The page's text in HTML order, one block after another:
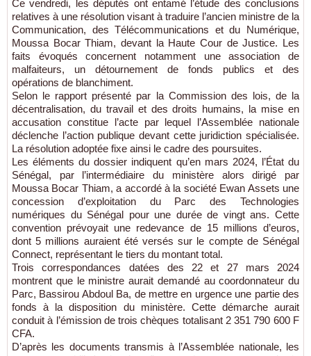
Ce vendredi, les députés ont entamé l’étude des conclusions
relatives à une résolution visant à traduire l’ancien ministre de la
Communication, des Télécommunications et du Numérique,
Moussa Bocar Thiam, devant la Haute Cour de Justice. Les
faits évoqués concernent notamment une association de
malfaiteurs, un détournement de fonds publics et des
opérations de blanchiment.
Selon le rapport présenté par la Commission des lois, de la
décentralisation, du travail et des droits humains, la mise en
accusation constitue l’acte par lequel l’Assemblée nationale
déclenche l’action publique devant cette juridiction spécialisée.
La résolution adoptée fixe ainsi le cadre des poursuites.
Les éléments du dossier indiquent qu’en mars 2024, l’État du
Sénégal, par l’intermédiaire du ministère alors dirigé par
Moussa Bocar Thiam, a accordé à la société Ewan Assets une
concession d’exploitation du Parc des Technologies
numériques du Sénégal pour une durée de vingt ans. Cette
convention prévoyait une redevance de 15 millions d’euros,
dont 5 millions auraient été versés sur le compte de Sénégal
Connect, représentant le tiers du montant total.
Trois correspondances datées des 22 et 27 mars 2024
montrent que le ministre aurait demandé au coordonnateur du
Parc, Bassirou Abdoul Ba, de mettre en urgence une partie des
fonds à la disposition du ministère. Cette démarche aurait
conduit à l’émission de trois chèques totalisant 2 351 790 600 F
CFA.
D’après les documents transmis à l’Assemblée nationale, les